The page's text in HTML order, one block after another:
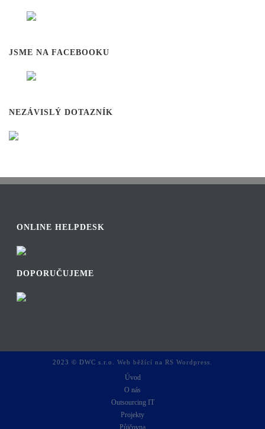
JSME NA FACEBOOKU
NEZÁVISLÝ DOTAZNÍK
ONLINE HELPDESK
DOPORUČUJEME
2023 © DWC s.r.o. Web běžící na RS Wordpress.
Úvod
O nás
Outsourcing IT
Projekty
Půjčovna